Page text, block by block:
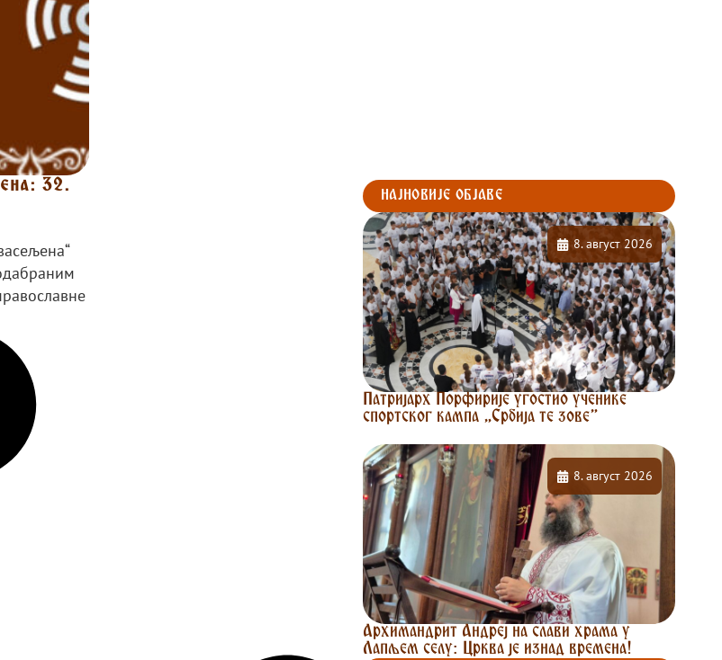
32.
НАЈНОВИЈЕ ОБЈАВЕ
Патријарх Порфирије угостио ученике
спортског кампа „Србија те зове”
8. август 2026
Архимандрит Андреј на слави храма у
Лапљем селу: Црква је изнад времена!
8. август 2026